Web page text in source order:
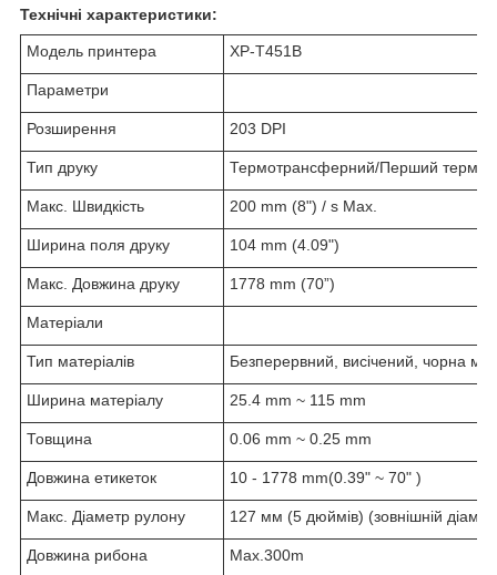
Технічні характеристики:
Модель принтера XP-T451B
Параметри
Розширення 203 DPI
Тип друку Термотрансферний/Перший
Макс. Швидкість 200 mm (8") / s Max.
Ширина поля друку 104 mm (4.09")
Макс. Довжина друку 1778 mm (70”)
Матеріали
Тип матеріалів Безперервний, висічений, чорна
Ширина матеріалу 25.4 mm ~ 115 mm
Товщина 0.06 mm ~ 0.25 mm
Довжина етикеток 10 - 1778 mm(0.39" ~ 70" )
Макс. Діаметр рулону 127 мм (5 дюймів) (зовнішній
Довжина рибона Max.300m